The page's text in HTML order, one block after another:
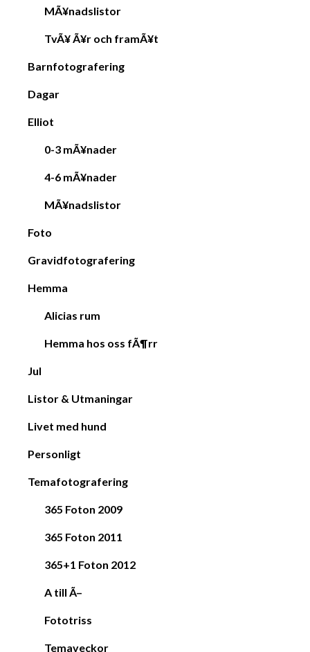
MÃ¥nadslistor
TvÃ¥ Ã¥r och framÃ¥t
Barnfotografering
Dagar
Elliot
0-3 mÃ¥nader
4-6 mÃ¥nader
MÃ¥nadslistor
Foto
Gravidfotografering
Hemma
Alicias rum
Hemma hos oss fÃ¶rr
Jul
Listor & Utmaningar
Livet med hund
Personligt
Temafotografering
365 Foton 2009
365 Foton 2011
365+1 Foton 2012
A till Ã–
Fototriss
Temaveckor